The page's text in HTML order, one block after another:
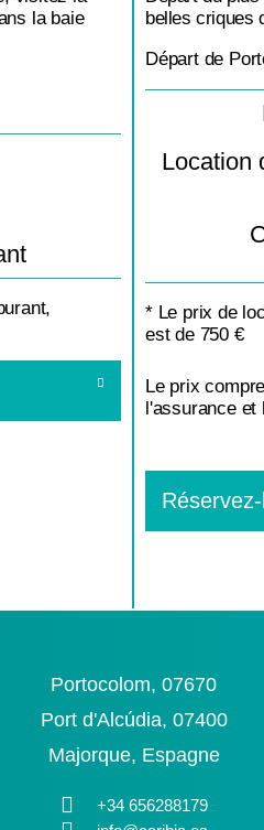
la baie
belles criques
Départ de
Location
* Le prix de
est de 750 €
Le prix
l'assurance et
Portocolom, 07670
Port d'Alcúdia, 07400
Majorque, Espagne
+34 656288179